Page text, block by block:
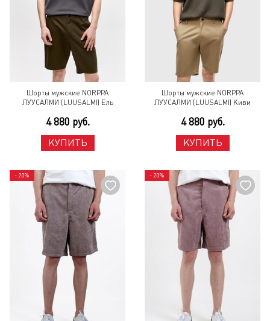
Шорты мужские NORPPA
ЛУУСАЛМИ (LUUSALMI) Ель
4 880 руб.
КУПИТЬ
Шорты мужские NORPPA
ЛУУСАЛМИ (LUUSALMI) Киви
4 880 руб.
КУПИТЬ
- 20% - 20%